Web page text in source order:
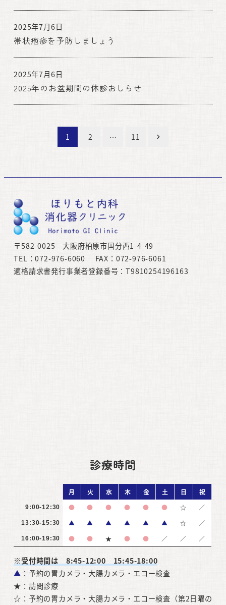
帯状疱疹を予防しましょう
2025年7月6日
2025年のお盆期間の休診おしらせ
2025年7月6日
の
ペ
ー
ジ
送
り
1 2 … 11
〒582-0025 大阪府柏原市国分西1-4-49
TEL：072-976-6060 FAX：072-976-6061
適格請求書発行事業者登録番号：T9810254196163
診療時間
月 火 水 木 金 土 日 祝
9:00-12:30 ● ● ● ● ● ● ☆ ／
13:30-15:30 ▲ ▲ ▲ ▲ ▲ ▲ ☆ ／
16:00-19:30 ● ● ★ ● ● ／ ／ ／
※受付時間は 8:45-12:00 15:45-18:00
▲ ：予約の胃カメラ・大腸カメラ・エコー検査
★：訪問診療
☆：予約の胃カメラ・大腸カメラ・エコー検査（第2日曜の